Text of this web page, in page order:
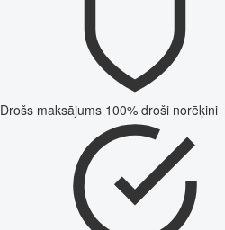
Drošs maksājums 100% droši norēķini